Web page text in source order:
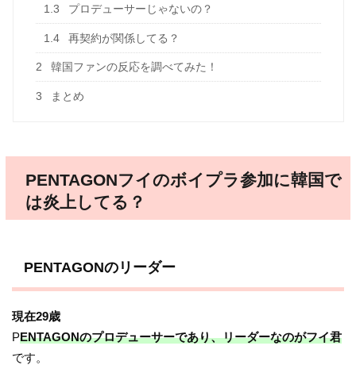
1.3 プロデューサーじゃないの？
1.4 再契約が関係してる？
2 韓国ファンの反応を調べてみた！
3 まとめ
PENTAGONフイのボイプラ参加に韓国で
は炎上してる？
PENTAGONのリーダー
現在29歳
PENTAGONのプロデューサーであり、リーダーなのがフイ君
です。